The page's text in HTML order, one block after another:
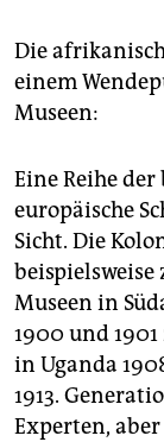
Die
einem
Museen:
Eine Reihe
europäische
Sicht. Die
beispielsweise
Museen in
1900 und
in Uganda
1913.
Experten,